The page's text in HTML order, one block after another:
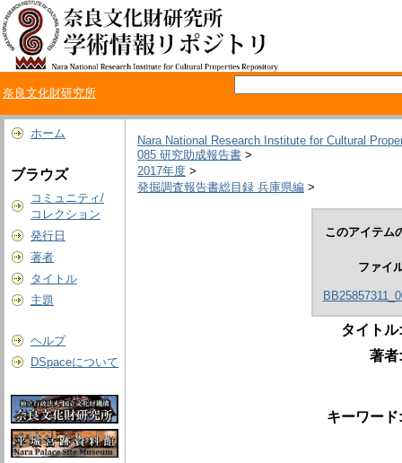
奈良文化財研究所
ホーム
ブラウズ
コミュニティ/
コレクション
発行日
著者
タイトル
主題
ヘルプ
DSpaceについて
Nara National Research Institute for Cultural
085 研究助成報告書 >
2017年度 >
発掘調査報告書総目録 兵庫県編 >
このアイテム
ファイ
タイト
著
キーワー